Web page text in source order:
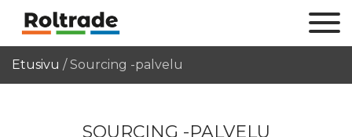
Etusivu /Sourcing -palvelu
SOURCING -PALVELU